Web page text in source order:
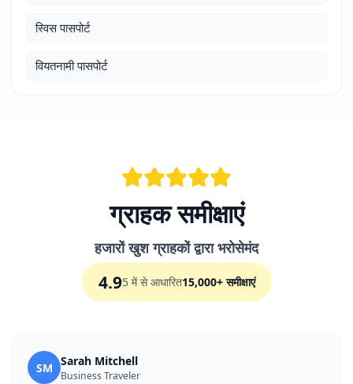
स्विस पासपोर्ट
वियतनामी पासपोर्ट
ग्राहक समीक्षाएं
हजारों खुश ग्राहकों द्वारा भरोसेमंद
4.95 में से आधारित15,000+ समीक्षाएं
SM Sarah Mitchell
Business Traveler